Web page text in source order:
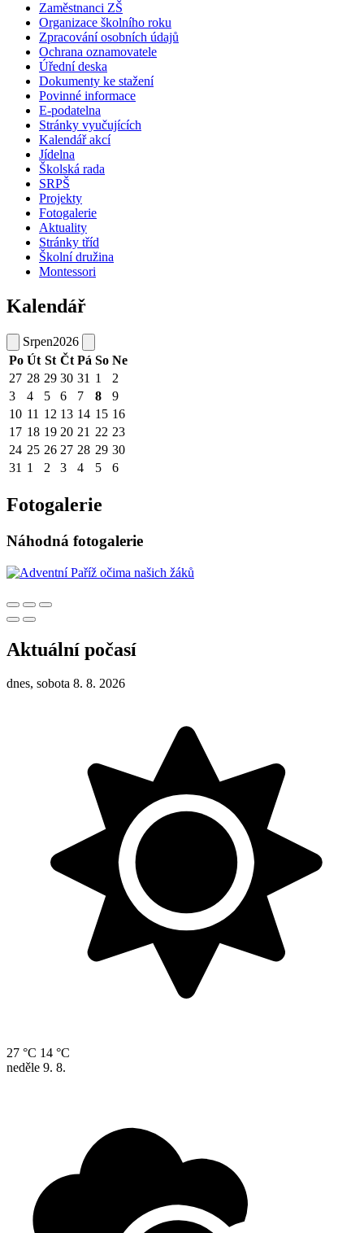
Zaměstnanci ZŠ
Organizace školního roku
Zpracování osobních údajů
Ochrana oznamovatele
Úřední deska
Dokumenty ke stažení
Povinné informace
E-podatelna
Stránky vyučujících
Kalendář akcí
Jídelna
Školská rada
SRPŠ
Projekty
Fotogalerie
Aktuality
Stránky tříd
Školní družina
Montessori
Kalendář
Srpen2026
Po Út St Čt Pá So Ne
27 28 29 30 31 1
2
3
4 5 6 7 8
9
10 11 12 13 14 15 16
17 18 19 20 21 22 23
24 25 26 27 28 29 30
31 1 2 3 4 5 6
Fotogalerie
Náhodná fotogalerie
Aktuální počasí
dnes, sobota 8. 8. 2026
27 °C 14 °C
neděle 9. 8.